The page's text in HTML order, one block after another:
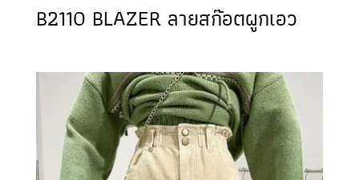
B2110 BLAZER ลายสก๊อตผูกเอว